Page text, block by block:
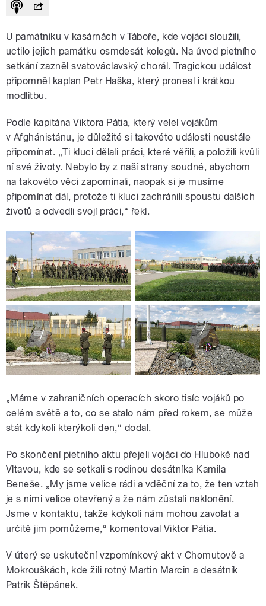
U památníku v kasárnách v Táboře, kde vojáci sloužili,
uctilo jejich památku osmdesát kolegů. Na úvod pietního
setkání zazněl svatováclavský chorál. Tragickou událost
připomněl kaplan Petr Haška, který pronesl i krátkou
modlitbu.
Podle kapitána Viktora Pátia, který velel vojákům
v Afghánistánu, je důležité si takovéto události neustále
připomínat. „Ti kluci dělali práci, které věřili, a položili kvůli
ní své životy. Nebylo by z naší strany soudné, abychom
na takovéto věci zapomínali, naopak si je musíme
připomínat dál, protože ti kluci zachránili spoustu dalších
životů a odvedli svojí práci,“ řekl.
„Máme v zahraničních operacích skoro tisíc vojáků po
celém světě a to, co se stalo nám před rokem, se může
stát kdykoli kterýkoli den,“ dodal.
Po skončení pietního aktu přejeli vojáci do Hluboké nad
Vltavou, kde se setkali s rodinou desátníka Kamila
Beneše. „My jsme velice rádi a vděční za to, že ten vztah
je s nimi velice otevřený a že nám zůstali naklonění.
Jsme v kontaktu, takže kdykoli nám mohou zavolat a
určitě jim pomůžeme,“ komentoval Viktor Pátia.
V úterý se uskuteční vzpomínkový akt v Chomutově a
Mokrouškách, kde žili rotný Martin Marcin a desátník
Patrik Štěpánek.